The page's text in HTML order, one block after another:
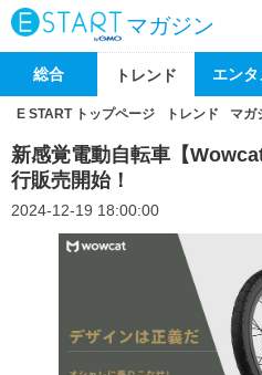
マガジン
総合 トレンド エンタ
E START トップページ トレンド マガ
新感覚電動自転車【
行販売開始！
2024-12-19 18:00:00